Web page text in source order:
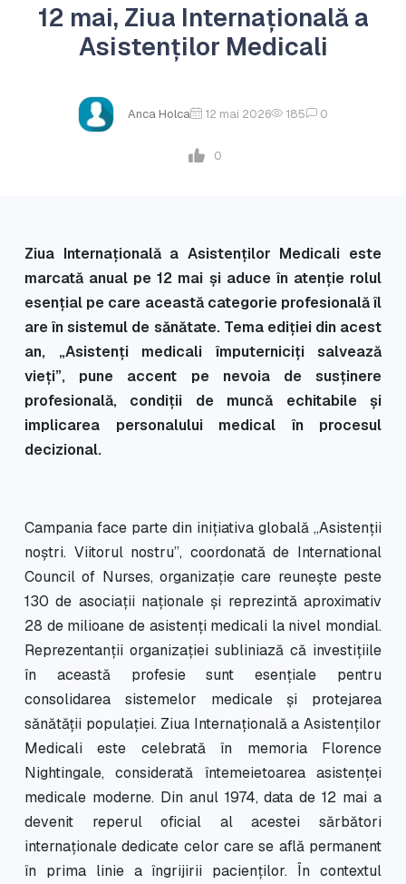
12 mai, Ziua Internațională a
Asistenților Medicali
Anca Holca 12 mai 2026 185 0
0
Ziua Internațională a Asistenților Medicali este
marcată anual pe 12 mai și aduce în atenție rolul
esențial pe care această categorie profesională îl
are în sistemul de sănătate. Tema ediției din acest
an, „Asistenți medicali împuterniciți salvează
vieți”, pune accent pe nevoia de susținere
profesională, condiții de muncă echitabile și
implicarea personalului medical în procesul
decizional.
Campania face parte din inițiativa globală „Asistenții
noștri. Viitorul nostru”, coordonată de International
Council of Nurses, organizație care reunește peste
130 de asociații naționale și reprezintă aproximativ
28 de milioane de asistenți medicali la nivel mondial.
Reprezentanții organizației subliniază că investițiile
în această profesie sunt esențiale pentru
consolidarea sistemelor medicale și protejarea
sănătății populației. Ziua Internațională a Asistenților
Medicali este celebrată în memoria Florence
Nightingale, considerată întemeietoarea asistenței
medicale moderne. Din anul 1974, data de 12 mai a
devenit reperul oficial al acestei sărbători
internaționale dedicate celor care se află permanent
în prima linie a îngrijirii pacienților. În contextul